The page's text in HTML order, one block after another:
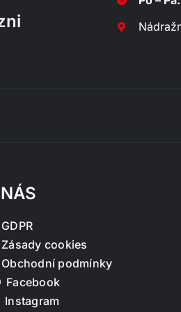
GDPR
Zásady cookies
Obchodní podmínky
Facebook
Instagram